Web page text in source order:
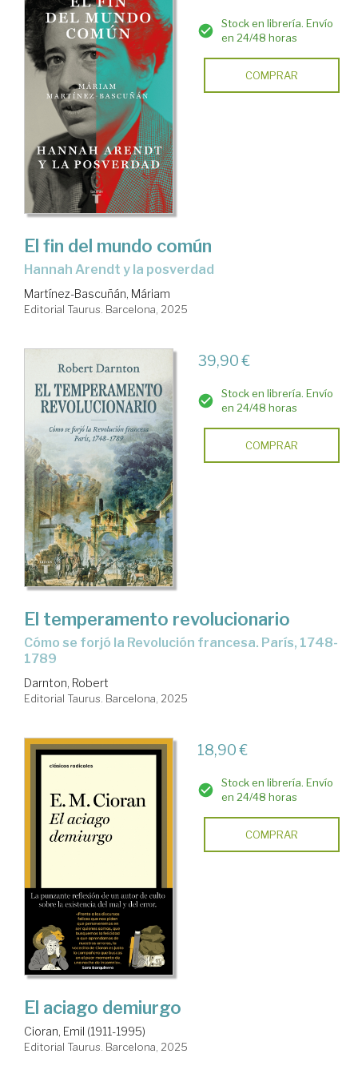
Stock en librería. Envío
en 24/48 horas
COMPRAR
El fin del mundo común
Hannah Arendt y la posverdad
Martínez-Bascuñán, Máriam
Editorial Taurus. Barcelona, 2025
39,90 €
Stock en librería. Envío
en 24/48 horas
COMPRAR
El temperamento revolucionario
Cómo se forjó la Revolución francesa. París, 1748-
1789
Darnton, Robert
Editorial Taurus. Barcelona, 2025
18,90 €
Stock en librería. Envío
en 24/48 horas
COMPRAR
El aciago demiurgo
Cioran, Emil (1911-1995)
Editorial Taurus. Barcelona, 2025